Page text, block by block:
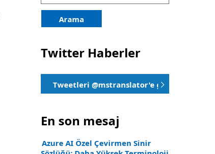
Arama
Twitter Haberler
Tweetleri @mstranslator'e göre okuyun
En son mesaj
Azure AI Özel Çevirmen Sinir